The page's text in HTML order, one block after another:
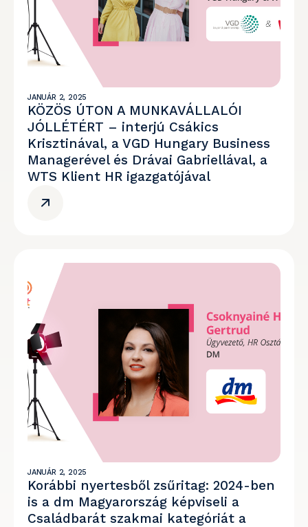
JANUÁR 2, 2025
KÖZÖS ÚTON A MUNKAVÁLLALÓI
JÓLLÉTÉRT – interjú Csákics
Krisztinával, a VGD Hungary Business
Managerével és Drávai Gabriellával, a
WTS Klient HR igazgatójával
JANUÁR 2, 2025
Korábbi nyertesből zsűritag: 2024-ben
is a dm Magyarország képviseli a
Családbarát szakmai kategóriát a